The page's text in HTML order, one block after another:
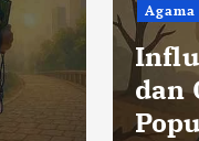
Agama
dan